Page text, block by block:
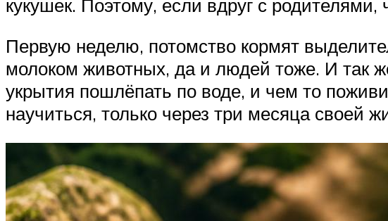
кукушек. Поэтому, если вдруг с родителями,
Первую неделю, потомство кормят
молоком животных, да и людей тоже. И так
укрытия пошлёпать по воде, и чем то
научиться, только через три месяца своей